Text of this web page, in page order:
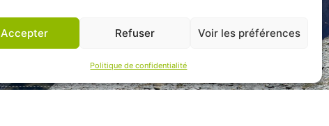
Accepter Refuser Voir les préférences
Politique de confidentialité